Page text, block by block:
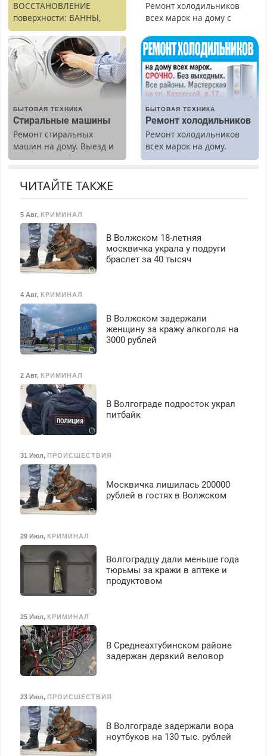
ВОССТАНОВЛЕНИЕ
поверхности: ВАННЫ,
раковины, подоконника.
От скола до полной
реставрации. 100%
результат.
Ремонт холодильников
всех марок на дому с
резины. Качественно.
Недорого. Без выходных.
Все районы. Скидка.
Вызов бесплатный.
БЫТОВАЯ ТЕХНИКА
Стиральные машины
Ремонт стиральных
машин на дому. Выезд и
диагностика бесплатно.
БЫТОВАЯ ТЕХНИКА
Ремонт холодильников
Ремонт холодильников
всех марок на дому.
ЧИТАЙТЕ ТАКЖЕ
5 Авг, КРИМИНАЛ
В Волжском 18-летняя
москвичка украла у подруги
браслет за 40 тысяч
4 Авг, КРИМИНАЛ
В Волжском задержали
женщину за кражу алкоголя на
3000 рублей
2 Авг, КРИМИНАЛ
В Волгограде подросток украл
питбайк
31 Июл, ПРОИСШЕСТВИЯ
Москвичка лишилась 200000
рублей в гостях в Волжском
29 Июл, КРИМИНАЛ
Волгоградцу дали меньше года
тюрьмы за кражи в аптеке и
продуктовом
25 Июл, КРИМИНАЛ
В Среднеахтубинском районе
задержан дерзкий веловор
23 Июл, ПРОИСШЕСТВИЯ
В Волгограде задержали вора
ноутбуков на 130 тыс. рублей